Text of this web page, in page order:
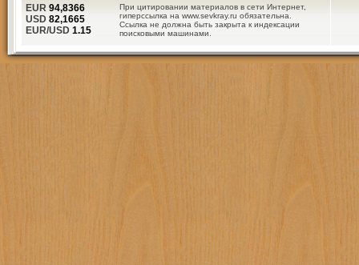
При цитировании материалов в сети Интернет,
гиперссылка на www.sevkray.ru обязательна.
Ссылка не должна быть закрыта к индексации
поисковыми машинами.
EUR 94,8366
USD 82,1665
EUR/USD 1.15